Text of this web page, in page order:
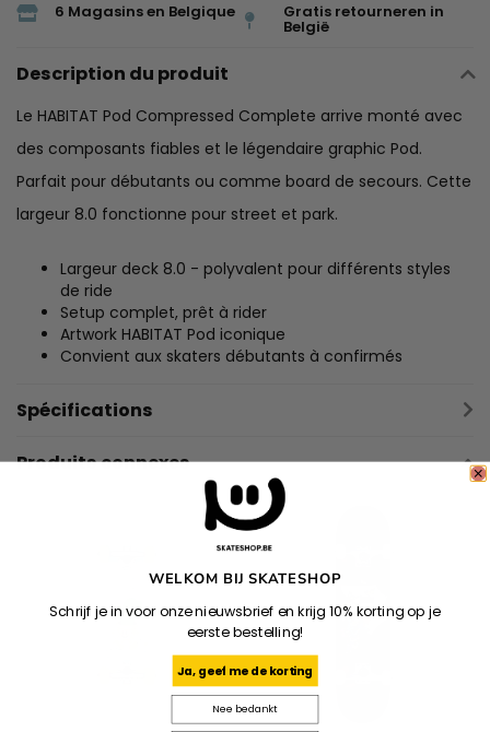
6 Magasins en Belgique Gratis retourneren in
België
Description du produit
Le HABITAT Pod Compressed Complete arrive monté avec
des composants fiables et le légendaire graphic Pod.
Parfait pour débutants ou comme board de secours. Cette
largeur 8.0 fonctionne pour street et park.
Largeur deck 8.0 - polyvalent pour différents styles
de ride
Setup complet, prêt à rider
Artwork HABITAT Pod iconique
Convient aux skaters débutants à confirmés
Spécifications
Produits connexes
WELKOM BIJ SKATESHOP
Schrijf je in voor onze nieuwsbrief en krijg 10% korting op je
eerste bestelling!
Ja, geef me de korting
Nee bedankt